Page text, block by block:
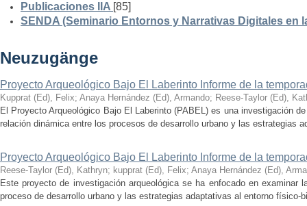
Publicaciones IIA [85]
SENDA (Seminario Entornos y Narrativas Digitales en
Neuzugänge
Proyecto Arqueológico Bajo El Laberinto Informe de la
Kupprat (Ed), Felix; Anaya Hernández (Ed), Armando; Reese-Taylor (Ed),
El Proyecto Arqueológico Bajo El Laberinto (PABEL) es una investigación
relación dinámica entre los procesos de desarrollo urbano y las estrategias
Proyecto Arqueológico Bajo El Laberinto Informe de la
Reese-Taylor (Ed), Kathryn; kupprat (Ed), Felix; Anaya Hernández (Ed),
Este proyecto de investigación arqueológica se ha enfocado en examinar
proceso de desarrollo urbano y las estrategias adaptativas al entorno físico-